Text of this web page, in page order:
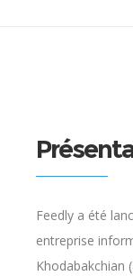
Feedly a été
entreprise
Khodabakchian